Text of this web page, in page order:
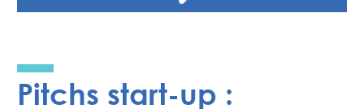
Pitchs start-up :